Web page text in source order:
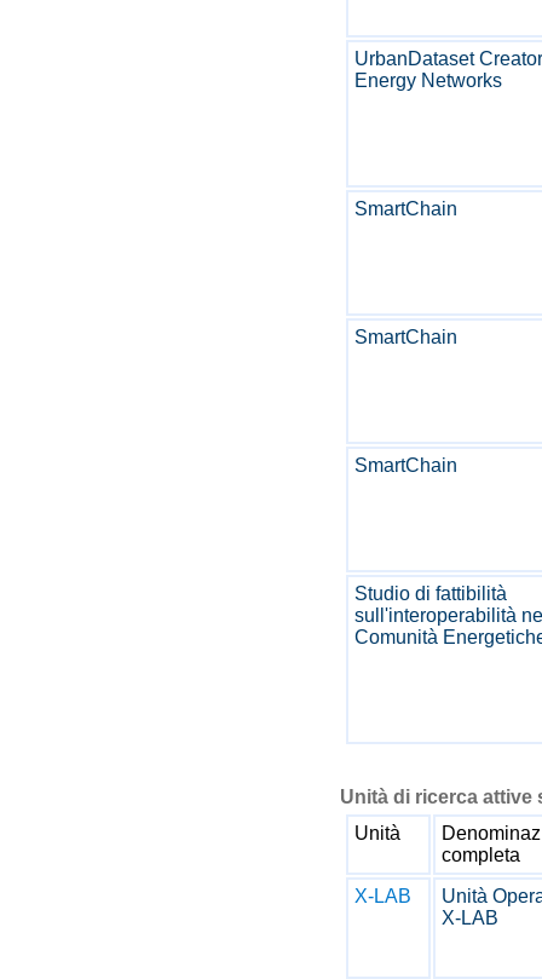
UrbanDataset
Energy Networks
SmartChain
SmartChain
SmartChain
Studio di fattibilità
sull'interoperabilità
Comunità
Unità di ricerca attive
Unità
completa
X-LAB
Unità
X-LAB